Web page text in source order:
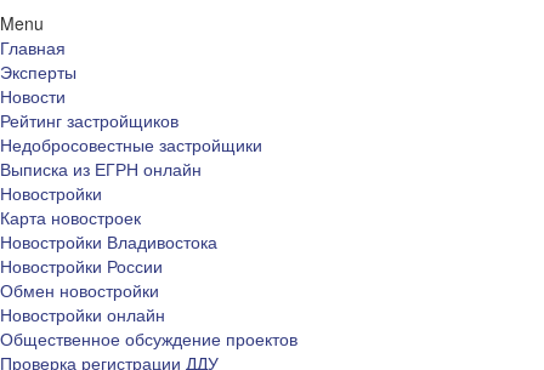
Menu
Главная
Эксперты
Новости
Рейтинг застройщиков
Недобросовестные застройщики
Выписка из ЕГРН онлайн
Новостройки
Карта новостроек
Новостройки Владивостока
Новостройки России
Обмен новостройки
Новостройки онлайн
Общественное обсуждение проектов
Проверка регистрации ДДУ